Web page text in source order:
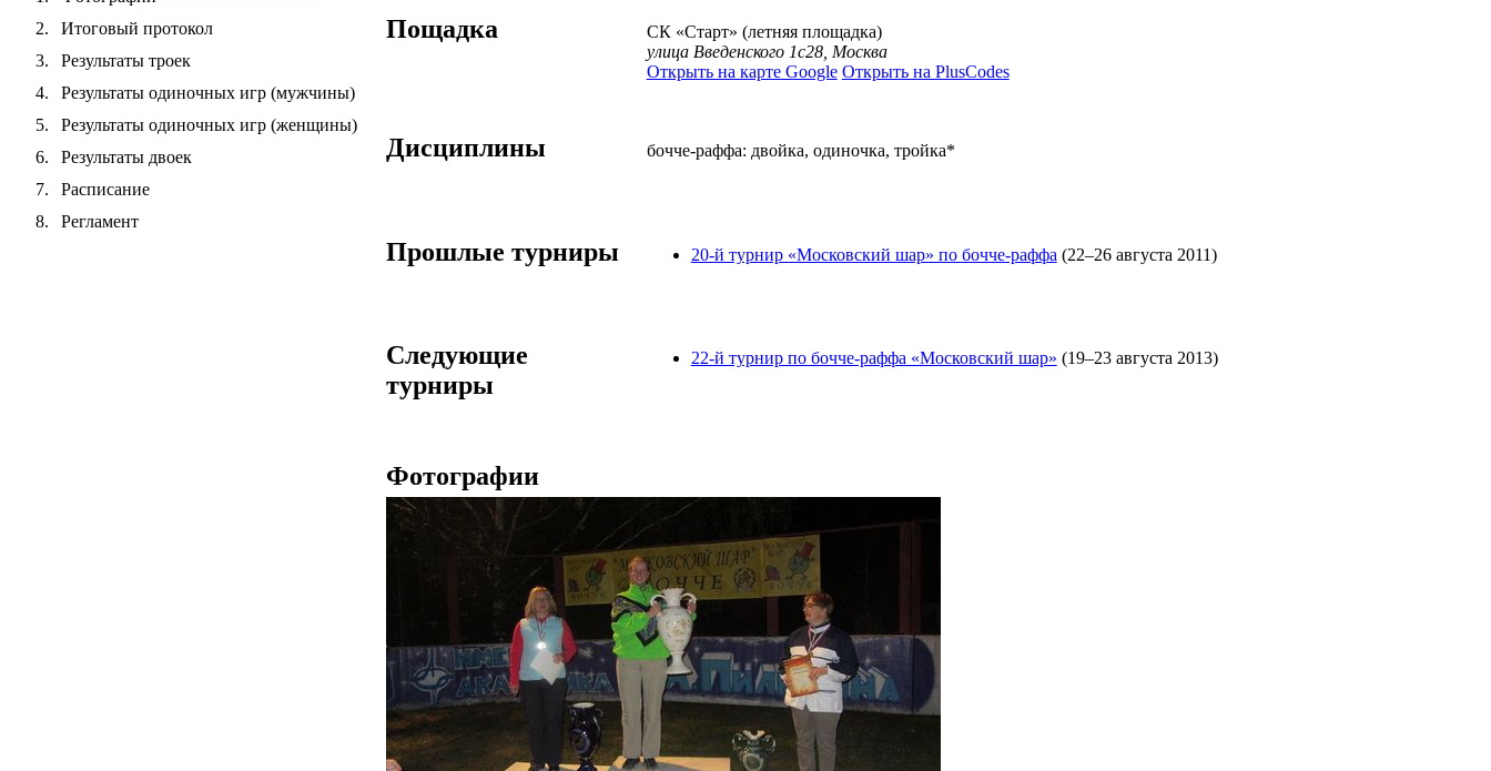
Итоговый протокол
Результаты троек
Результаты одиночных игр (мужчины)
Результаты одиночных игр (женщины)
Результаты двоек
Расписание
Регламент
Пощадка
СК «Старт» (летняя площадка)
улица Введенского 1с28, Москва
Открыть на карте Google Открыть на PlusCodes
Дисциплины бочче-раффа: двойка, одиночка, тройка*
Прошлые турниры 20-й турнир «Московский шар» по бочче-раффа (22–26 августа 2011)
Следующие
турниры
22-й турнир по бочче-раффа «Московский шар» (19–23 августа 2013)
Фотографии